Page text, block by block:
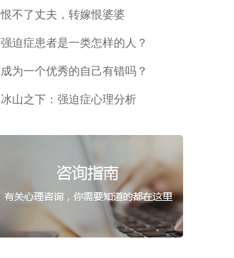
恨不了丈夫，转嫁恨婆婆
强迫症患者是一类怎样的人？
成为一个优秀的自己有错吗？
冰山之下：强迫症心理分析